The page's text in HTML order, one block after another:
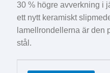
30 % högre avverkning i
ett nytt keramiskt
lamellrondellerna är den
stål.